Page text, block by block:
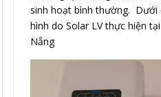
sinh hoạt bình thường. Dưới
hình do Solar LV thực hiện
Nẵng